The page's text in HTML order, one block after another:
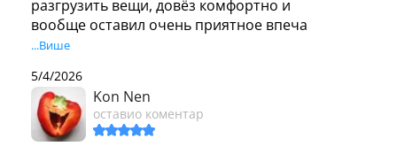
разгрузить вещи, довёз комфортно и
вообще оставил очень приятное впеча
...Више
5/4/2026
Kon Nen
оставио коментар